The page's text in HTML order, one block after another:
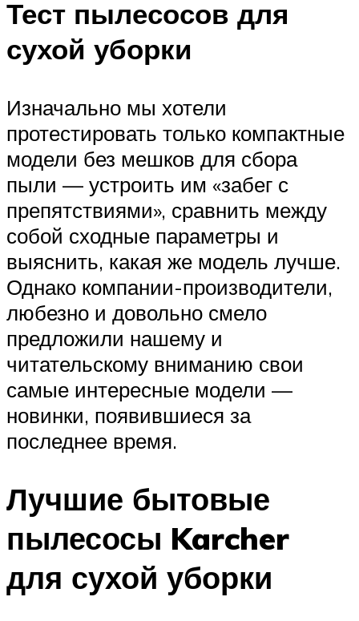
Тест пылесосов для
сухой уборки
Изначально мы хотели
протестировать только компактные
модели без мешков для сбора
пыли — устроить им «забег с
препятствиями», сравнить между
собой сходные параметры и
выяснить, какая же модель лучше.
Однако компании-производители,
любезно и довольно смело
предложили нашему и
читательскому вниманию свои
самые интересные модели —
новинки, появившиеся за
последнее время.
Лучшие бытовые
пылесосы Karcher
для сухой уборки